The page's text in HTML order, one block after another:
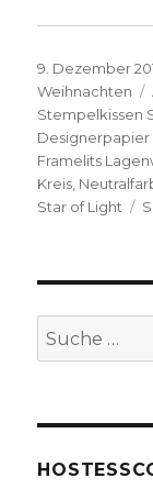
Veröffentlicht
am
9. Dezember
Weihnachten
Stempelkissen
Framelits
Kreis
Star of Light
Suche
nach: